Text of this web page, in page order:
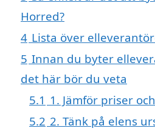
Horred?
4 Lista över
5 Innan du byter
det här bör du veta
5.1 1. Jämför priser
5.2 2. Tänk på elens